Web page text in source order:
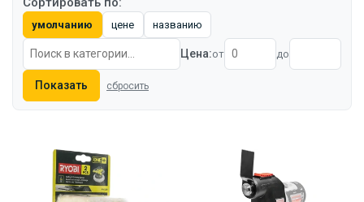
умолчанию цене названию
Цена:от до
Показать сбросить